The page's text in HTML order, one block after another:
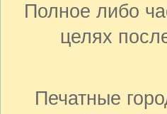
Полное либо
целях
Печатные